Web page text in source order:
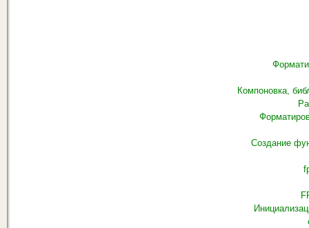
Компоновка,
Создание